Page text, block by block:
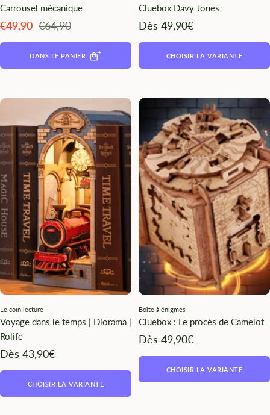
Carrousel mécanique
Angebotspreis
€49,90 Regulärer
€64,90
DANS LE PANIER
Cluebox Davy Jones
Angebotspreis
Dès 49,90€
CHOISIR LA VARIANTE
Le coin lecture
Voyage dans le temps | Diorama |
Rolife
Angebotspreis
Dès 43,90€
CHOISIR LA VARIANTE
Boîte à énigmes
Cluebox : Le procès de Camelot
Angebotspreis
Dès 49,90€
CHOISIR LA VARIANTE